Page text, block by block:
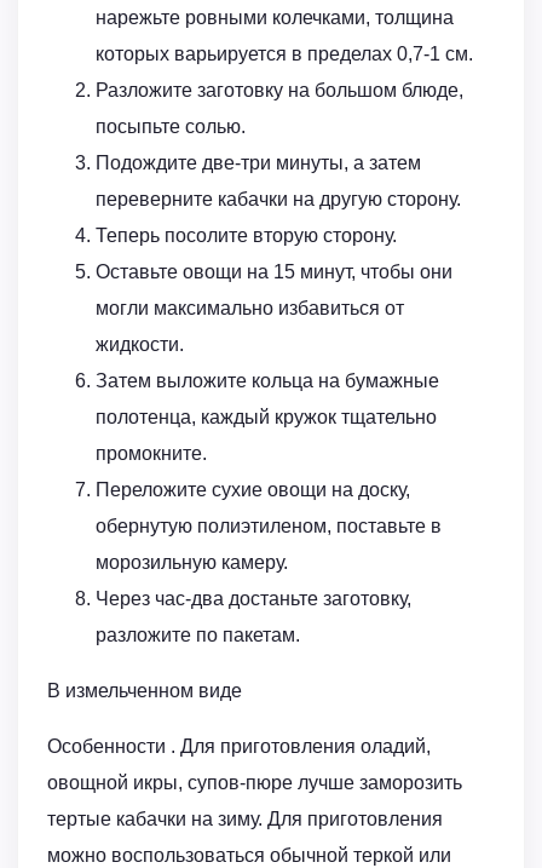
нарежьте ровными колечками, толщина
которых варьируется в пределах 0,7-1 см.
Разложите заготовку на большом блюде,
посыпьте солью.
Подождите две-три минуты, а затем
переверните кабачки на другую сторону.
Теперь посолите вторую сторону.
Оставьте овощи на 15 минут, чтобы они
могли максимально избавиться от
жидкости.
Затем выложите кольца на бумажные
полотенца, каждый кружок тщательно
промокните.
Переложите сухие овощи на доску,
обернутую полиэтиленом, поставьте в
морозильную камеру.
Через час-два достаньте заготовку,
разложите по пакетам.
В измельченном виде
Особенности . Для приготовления оладий,
овощной икры, супов-пюре лучше заморозить
тертые кабачки на зиму. Для приготовления
можно воспользоваться обычной теркой или